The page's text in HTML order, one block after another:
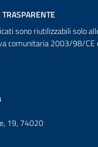
sono riutilizzabili solo
comunitaria 2003/98/CE
19, 74020